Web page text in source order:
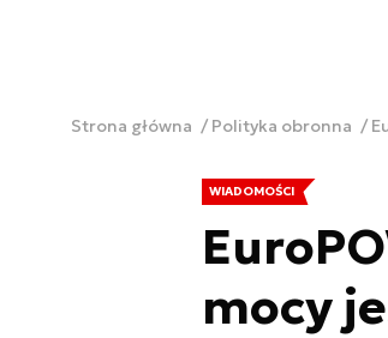
Strona główna Polityka obronna
WIADOMOŚCI
mocy